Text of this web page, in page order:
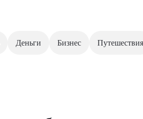
Деньги Бизнес Путешествия